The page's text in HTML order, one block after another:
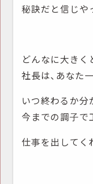
秘訣だと信じや
どんなに大きく
社長は、あなた
いつ終わるか分
今までの調子で
仕事を出してく